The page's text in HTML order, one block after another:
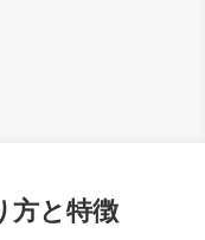
方と特徴